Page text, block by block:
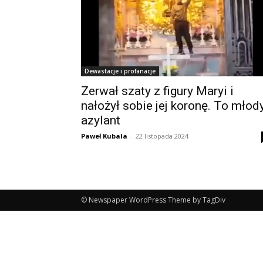
Dewastacje i profanacje
Zerwał szaty z figury Maryi i
nałożył sobie jej koronę. To
azylant
Paweł Kubala - 22 listopada 2024
© Newspaper WordPress Theme by TagDiv